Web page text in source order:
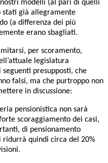
modelli (al pari di quelli
stati già allegramente
(a differenza dei più
erano sbagliati.
per scoramento,
legislatura
seguenti presupposti, che
falsi, ma che purtroppo non
in discussione:
pensionistica non sarà
scoraggiamento dei casi,
di pensionamento
ridurrà quindi circa del 20%